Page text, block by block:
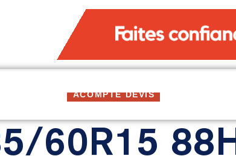
ACOMPTE DEVIS
60R15 88H